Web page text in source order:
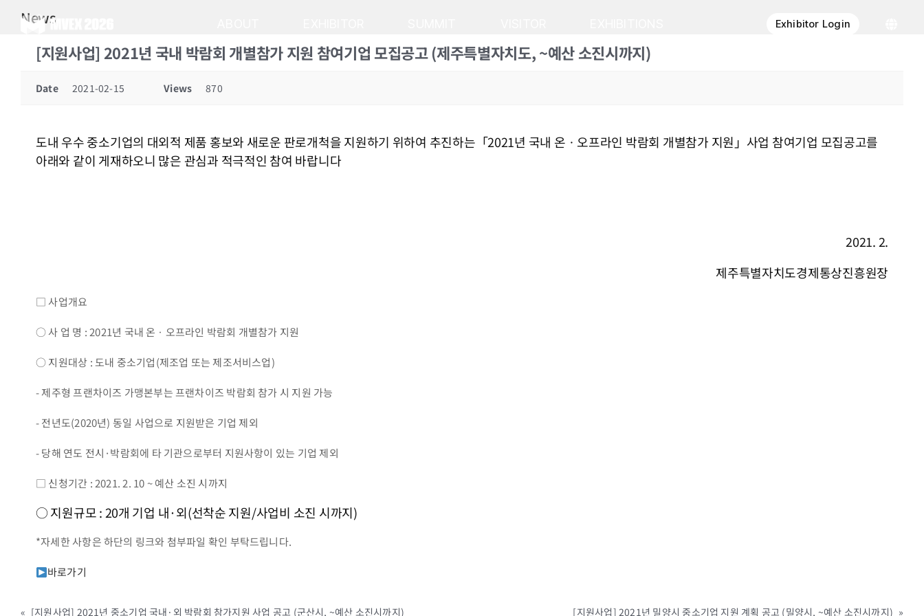
Exhibitor Login
News
[지원사업] 2021년 국내 박람회 개별참가 지원 참여기업 모집공고 (제주특별자치도, ~예산 소진시까지)
Date 2021-02-15 Views 870
도내 우수 중소기업의 대외적 제품 홍보와 새로운 판로개척을 지원하기 위하여 추진하는「2021년 국내 온ㆍ오프라인 박람회 개별참가 지원」사업 참여기업 모집공고를
아래와 같이 게재하오니 많은 관심과 적극적인 참여 바랍니다
2021. 2.
제주특별자치도경제통상진흥원장
□ 사업개요
○ 사 업 명 : 2021년 국내 온ㆍ오프라인 박람회 개별참가 지원
○ 지원대상 : 도내 중소기업(제조업 또는 제조서비스업)
- 제주형 프랜차이즈 가맹본부는 프랜차이즈 박람회 참가 시 지원 가능
- 전년도(2020년) 동일 사업으로 지원받은 기업 제외
- 당해 연도 전시·박람회에 타 기관으로부터 지원사항이 있는 기업 제외
□ 신청기간 : 2021. 2. 10 ~ 예산 소진 시까지
○ 지원규모 : 20개 기업 내·외(선착순 지원/사업비 소진 시까지)
*자세한 사항은 하단의 링크와 첨부파일 확인 부탁드립니다.
바로가기
« [지원사업] 2021년 중소기업 국내·외 박람회 참가지원 사업 공고 (군산시, ~예산 소진시까지) [지원사업] 2021년 밀양시 중소기업 지원 계획 공고 (밀양시, ~예산 소진시까지) »